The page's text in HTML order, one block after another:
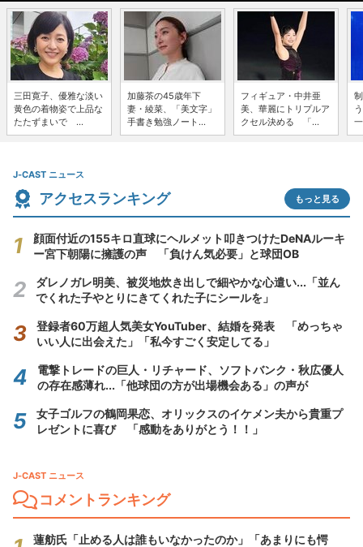
三田寛子、優雅な淡い
黄色の着物姿で上品な
たたずまいで ...
加藤茶の45歳年下
妻・綾菜、「美文字」
手書き勉強ノート...
フィギュア・中井亜
美、華麗にトリプルア
クセル決める 「...
J-CAST ニュース
アクセスランキング もっと見る
顔面付近の155キロ直球にヘルメット叩きつけたDeNAルーキ
ー宮下朝陽に擁護の声 「負けん気必要」と球団OB
ダレノガレ明美、被災地炊き出しで細やかな心遣い...「並ん
でくれた子やとりにきてくれた子にシールを」
登録者60万超人気美女YouTuber、結婚を発表 「めっちゃ
いい人に出会えた」「私今すごく安定してる」
電撃トレードの巨人・リチャード、ソフトバンク・秋広優人
の存在感薄れ...「他球団の方が出場機会ある」の声が
女子ゴルフの鶴岡果恋、オリックスのイケメン夫から貴重プ
レゼントに喜び 「感動をありがとう！！」
J-CAST ニュース
コメントランキング
蓮舫氏「止める人は誰もいなかったのか」「あまりにも愕